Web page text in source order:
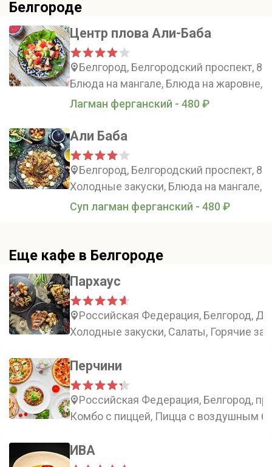
Белгороде
Центр плова Али-Баба
Белгород, Белгородский проспект, 87
Блюда на мангале, Блюда на жаровне,
Лагман ферганский - 480 ₽
Али Баба
Белгород, Белгородский проспект,
Холодные закуски, Блюда на мангале,
Суп лагман ферганский - 480 ₽
Еще кафе в Белгороде
Пархаус
Российская Федерация, Белгород,
Холодные закуски, Салаты, Горячие
Перчини
Российская Федерация, Белгород,
Комбо с пиццей, Пицца с воздушным
ИВА